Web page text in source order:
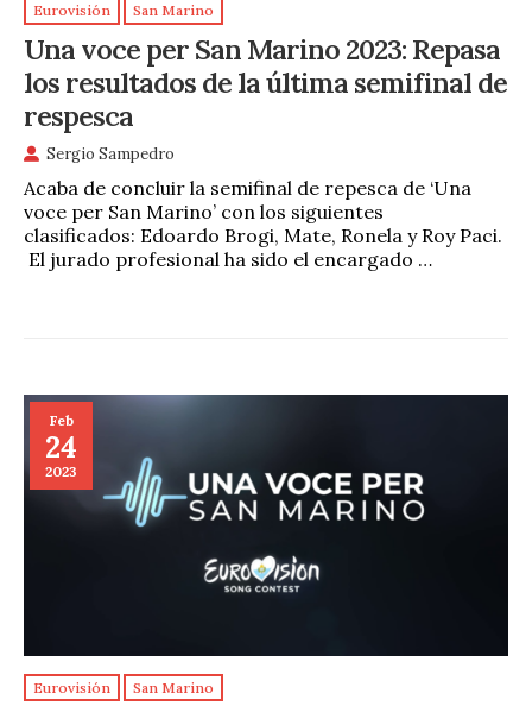
Eurovisión San Marino
Una voce per San Marino 2023: Repasa
los resultados de la última semifinal de
respesca
Sergio Sampedro
Acaba de concluir la semifinal de repesca de ‘Una
voce per San Marino’ con los siguientes
clasificados: Edoardo Brogi, Mate, Ronela y Roy Paci.
El jurado profesional ha sido el encargado …
Feb
24
2023
Eurovisión San Marino